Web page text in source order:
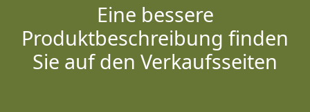
Eine bessere
Produktbeschreibung finden
Sie auf den Verkaufsseiten